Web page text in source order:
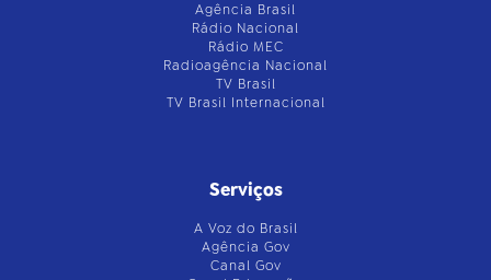
Agência Brasil
Rádio Nacional
Rádio MEC
Radioagência Nacional
TV Brasil
TV Brasil Internacional
Serviços
A Voz do Brasil
Agência Gov
Canal Gov